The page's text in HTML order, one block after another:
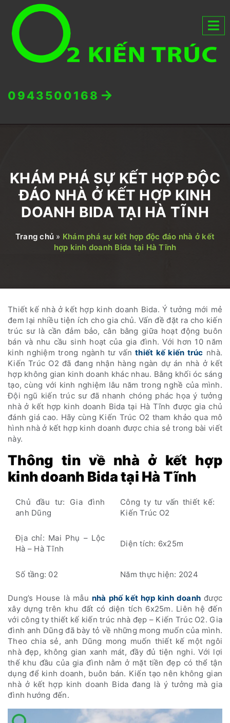
0943500168
KHÁM PHÁ SỰ KẾT HỢP ĐỘC
ĐÁO NHÀ Ở KẾT HỢP KINH
DOANH BIDA TẠI HÀ TĨNH
Trang chủ » Khám phá sự kết hợp độc đáo nhà ở kết
hợp kinh doanh Bida tại Hà Tĩnh
Thiết kế nhà ở kết hợp kinh doanh Bida. Ý tưởng mới mẻ
đem lại nhiều tiện ích cho gia chủ. Vấn đề đặt ra cho kiến
trúc sư là cần đảm bảo, cân bằng giữa hoạt động buôn
bán và nhu cầu sinh hoạt của gia đình. Với hơn 10 năm
kinh nghiệm trong ngành tư vấnthiết kế kiến trúc nhà.
Kiến Trúc O2 đã đang nhận hàng ngàn dự án nhà ở kết
hợp không gian kinh doanh khác nhau. Bằng khối óc sáng
tạo, cùng với kinh nghiệm lâu năm trong nghề của mình.
Đội ngũ kiến trúc sư đã nhanh chóng phác họa ý tưởng
nhà ở kết hợp kinh doanh Bida tại Hà Tĩnh được gia chủ
đánh giá cao. Hãy cùng Kiến Trúc O2 tham khảo qua mô
hình nhà ở kết hợp kinh doanh được chia sẻ trong bài viết
này.
Thông tin về nhà ở kết hợp
kinh doanh Bida tại Hà Tĩnh
Chủ đầu tư: Gia đình
anh Dũng
Công ty tư vấn thiết kế:
Kiến Trúc O2
Địa chỉ: Mai Phụ – Lộc
Hà – Hà Tĩnh
Diện tích: 6x25m
Số tầng: 02 Năm thực hiện: 2024
Dung’s House là mẫu nhà phố kết hợp kinh doanh được
xây dựng trên khu đất có diện tích 6x25m. Liên hệ đến
với công ty thiết kế kiến trúc nhà đẹp – Kiến Trúc O2. Gia
đình anh Dũng đã bày tỏ về những mong muốn của mình.
Theo chia sẻ, anh Dũng mong muốn thiết kế một ngôi
nhà đẹp, không gian xanh mát, đầy đủ tiện nghi. Với lợi
thế khu đầu của gia đình nằm ở mặt tiền đẹp có thể tận
dụng để kinh doanh, buôn bán. Kiến tạo nên không gian
nhà ở kết hợp kinh doanh Bida đang là ý tưởng mà gia
đình hướng đến.